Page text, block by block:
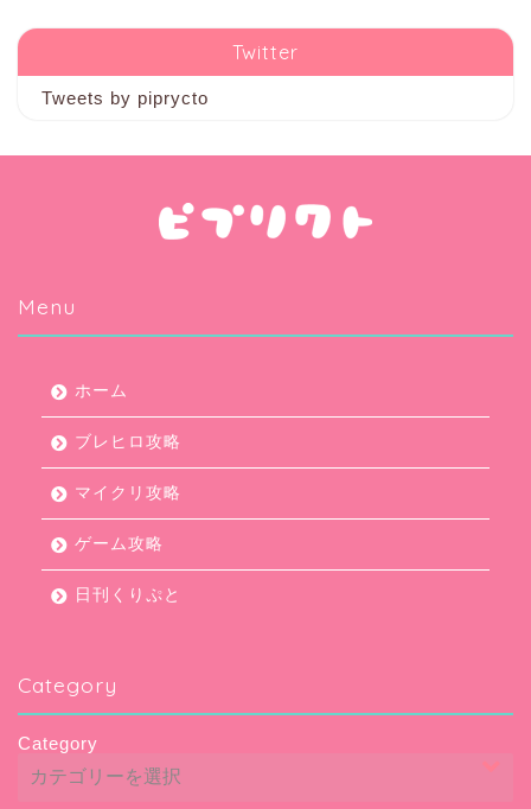
Twitter
Tweets by piprycto
Menu
ホーム
ブレヒロ攻略
マイクリ攻略
ゲーム攻略
日刊くりぷと
Category
Category